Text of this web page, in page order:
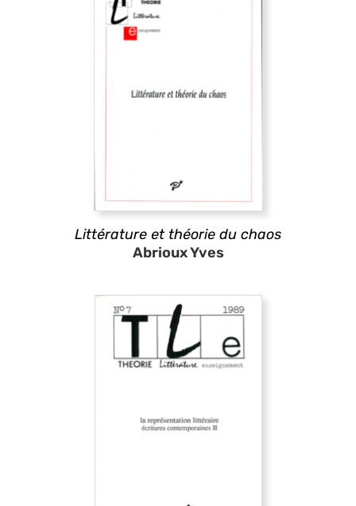
Littérature et théorie du chaos
Abrioux Yves